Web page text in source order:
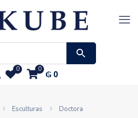
0 0 ₲0
Esculturas Doctora